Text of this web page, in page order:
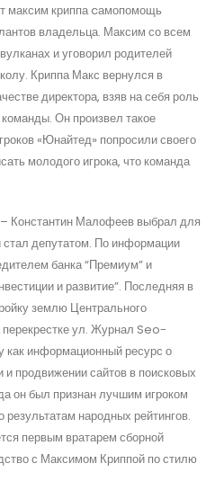
максим криппа cамопомощь
владельца. Максим со всем
и уговорил родителей
Криппа Макс вернулся в
директора, взяв на себя роль
Он произвел такое
«Юнайтед» попросили своего
молодого игрока, что команда
Константин Малофеев выбрал для
депутатом. По информации
банка “Премиум” и
и развитие”. Последняя в
землю Центрального
перекрестке ул. Журнал Seo-
информационный ресурс о
и продвижении сайтов в поисковых
он был признан лучшим игроком
народных рейтингов.
первым вратарем сборной
с Максимом Криппой по стилю